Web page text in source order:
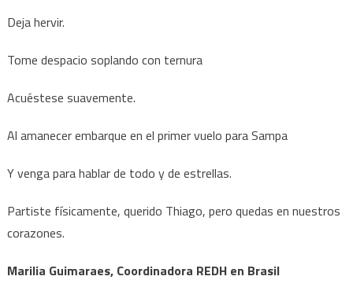
Deja hervir.
Tome despacio soplando con ternura
Acuéstese suavemente.
Al amanecer embarque en el primer vuelo para Sampa
Y venga para hablar de todo y de estrellas.
Partiste físicamente, querido Thiago, pero quedas en nuestros
corazones.
Marilia Guimaraes, Coordinadora REDH en Brasil